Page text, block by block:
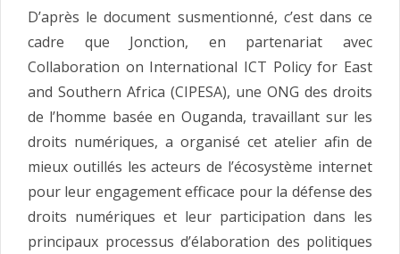
D’après le document susmentionné, c’est dans ce
cadre que Jonction, en partenariat avec
Collaboration on International ICT Policy for East
and Southern Africa (CIPESA), une ONG des droits
de l’homme basée en Ouganda, travaillant sur les
droits numériques, a organisé cet atelier afin de
mieux outillés les acteurs de l’écosystème internet
pour leur engagement efficace pour la défense des
droits numériques et leur participation dans les
principaux processus d’élaboration des politiques